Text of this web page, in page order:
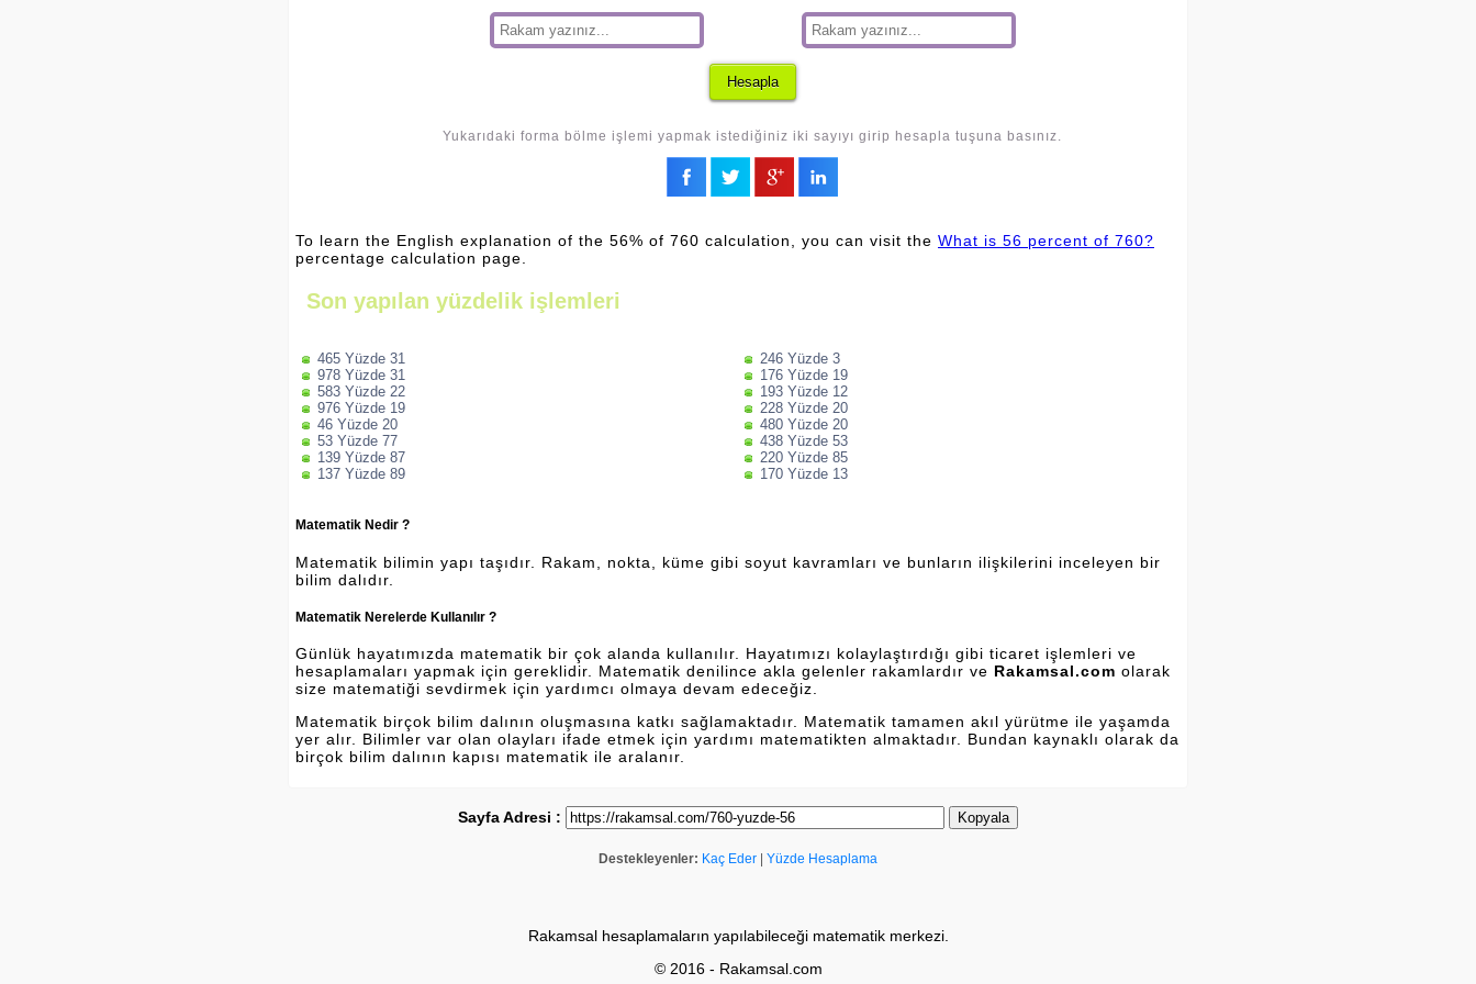
Yukarıdaki forma bölme işlemi yapmak istediğiniz iki sayıyı girip hesapla tuşuna basınız.
To learn the English explanation of the 56% of 760 calculation, you can visit the What is 56 percent of 760?
percentage calculation page.
Son yapılan yüzdelik işlemleri
465 Yüzde 31
978 Yüzde 31
583 Yüzde 22
976 Yüzde 19
46 Yüzde 20
53 Yüzde 77
139 Yüzde 87
137 Yüzde 89
246 Yüzde 3
176 Yüzde 19
193 Yüzde 12
228 Yüzde 20
480 Yüzde 20
438 Yüzde 53
220 Yüzde 85
170 Yüzde 13
Matematik Nedir ?
Matematik bilimin yapı taşıdır. Rakam, nokta, küme gibi soyut kavramları ve bunların ilişkilerini inceleyen bir
bilim dalıdır.
Matematik Nerelerde Kullanılır ?
Günlük hayatımızda matematik bir çok alanda kullanılır. Hayatımızı kolaylaştırdığı gibi ticaret işlemleri ve
hesaplamaları yapmak için gereklidir. Matematik denilince akla gelenler rakamlardır ve Rakamsal.com olarak
size matematiği sevdirmek için yardımcı olmaya devam edeceğiz.
Matematik birçok bilim dalının oluşmasına katkı sağlamaktadır. Matematik tamamen akıl yürütme ile yaşamda
yer alır. Bilimler var olan olayları ifade etmek için yardımı matematikten almaktadır. Bundan kaynaklı olarak da
birçok bilim dalının kapısı matematik ile aralanır.
Sayfa Adresi : Kopyala
Destekleyenler: Kaç Eder Yüzde Hesaplama
Rakamsal hesaplamaların yapılabileceği matematik merkezi.
© 2016 - Rakamsal.com